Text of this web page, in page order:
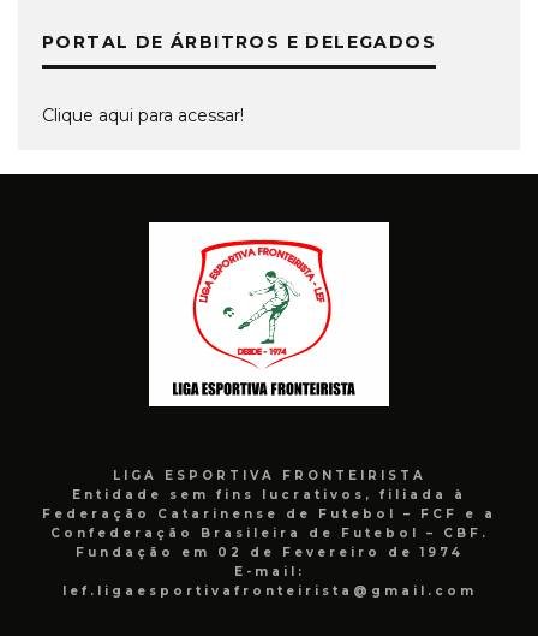
PORTAL DE ÁRBITROS E DELEGADOS
Clique aqui para acessar!
LIGA ESPORTIVA FRONTEIRISTA
Entidade sem fins lucrativos, filiada à
Federação Catarinense de Futebol – FCF e a
Confederação Brasileira de Futebol – CBF.
Fundação em 02 de Fevereiro de 1974
E-mail:
lef.ligaesportivafronteirista@gmail.com